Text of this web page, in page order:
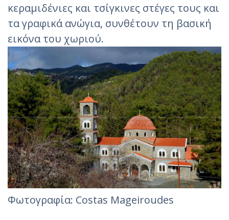
κεραμιδένιες και τσίγκινες στέγες τους και
τα γραφικά ανώγια, συνθέτουν τη βασική
εικόνα του χωριού.
Φωτογραφία: Costas Mageiroudes